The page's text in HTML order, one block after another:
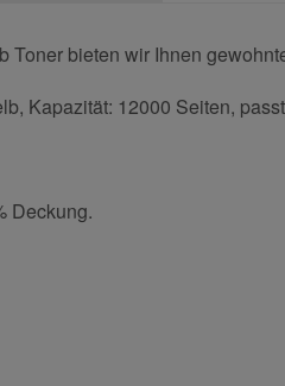
bieten wir Ihnen
Kapazität: 12000 Seiten,
Deckung.